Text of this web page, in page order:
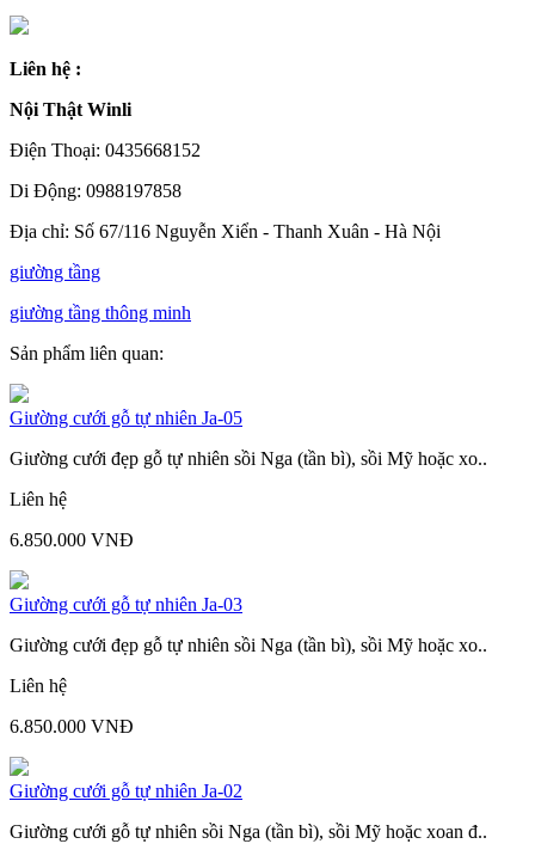
Liên hệ :
Nội Thật Winli
Điện Thoại: 0435668152
Di Động: 0988197858
Địa chỉ: Số 67/116 Nguyễn Xiển - Thanh Xuân - Hà Nội
giường tầng
giường tầng thông minh
Sản phẩm liên quan:
Giường cưới gỗ tự nhiên Ja-05
Giường cưới đẹp gỗ tự nhiên sồi Nga (tần bì), sồi Mỹ hoặc xo..
Liên hệ
6.850.000 VNĐ
Giường cưới gỗ tự nhiên Ja-03
Giường cưới đẹp gỗ tự nhiên sồi Nga (tần bì), sồi Mỹ hoặc xo..
Liên hệ
6.850.000 VNĐ
Giường cưới gỗ tự nhiên Ja-02
Giường cưới gỗ tự nhiên sồi Nga (tần bì), sồi Mỹ hoặc xoan đ..